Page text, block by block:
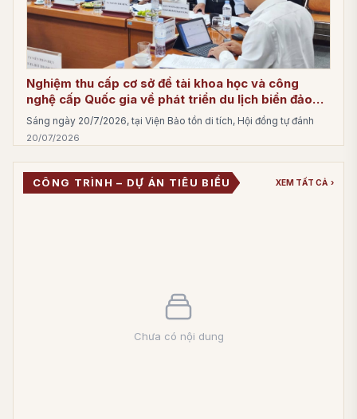
Nghiệm thu cấp cơ sở đề tài khoa học và công
nghệ cấp Quốc gia về phát triển du lịch biển đảo
bền vững gắn với bảo tồn di sản văn hóa và thiên
nhiên
Sáng ngày 20/7/2026, tại Viện Bảo tồn di tích, Hội đồng tự đánh
20/07/2026
Bảo tồn sắc phong tại di tích: Từ nhận diện giá trị
đến xây dựng quy trình kỹ thuật
16/07/2026
CÔNG TRÌNH – DỰ ÁN TIÊU BIỂU XEM TẤT CẢ ›
Chưa có nội dung